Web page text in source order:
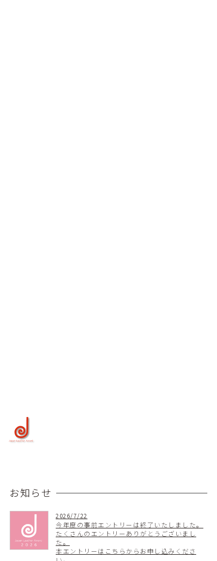
お知らせ
2026/7/22
今年度の事前エントリーは終了いたしました。
たくさんのエントリーありがとうございまし
た。
本エントリーはこちらからお申し込みくださ